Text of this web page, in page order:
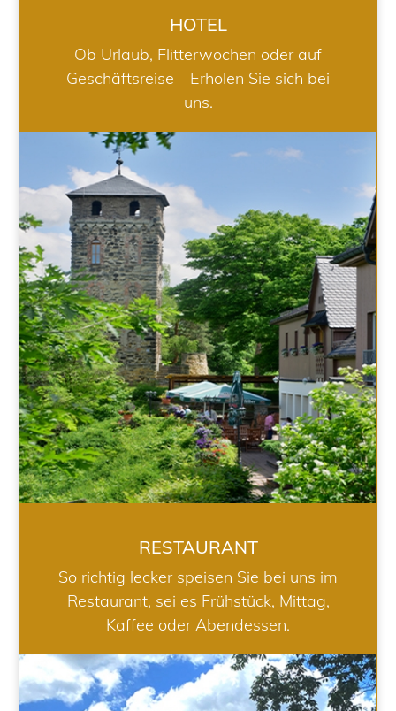
HOTEL
Ob Urlaub, Flitterwochen oder auf
Geschäftsreise - Erholen Sie sich bei
uns.
RESTAURANT
RESTAURANT
So richtig lecker speisen Sie bei uns im
Restaurant, sei es Frühstück, Mittag,
Kaffee oder Abendessen.